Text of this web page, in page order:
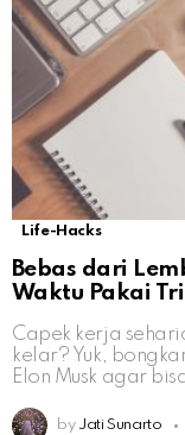
Life-Hacks
Bebas dari
Waktu Pakai
Capek kerja
kelar? Yuk,
Elon Musk agar
by Jati Sunarto